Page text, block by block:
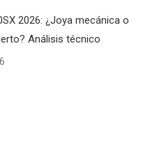
2026: ¿Joya mecánica o
Análisis técnico